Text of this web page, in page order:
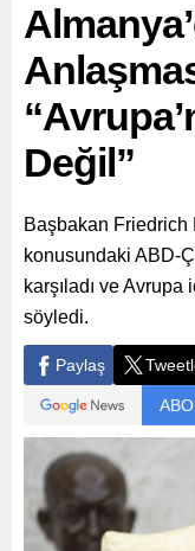
Değil”
Başbakan Friedrich
konusundaki ABD-
karşıladı ve
söyledi.
Paylaş